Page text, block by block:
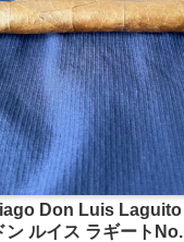
Don Luis Laguito
ン ルイス ラギート